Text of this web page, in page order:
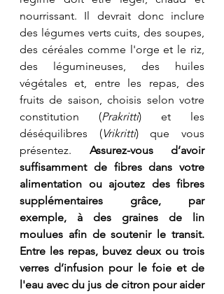
nourrissant. Il devrait donc inclure
des légumes verts cuits, des soupes,
des céréales comme l'orge et le riz,
des légumineuses, des huiles
végétales et, entre les repas, des
fruits de saison, choisis selon votre
constitution (Prakritti) et les
déséquilibres (Vrikritti) que vous
présentez. Assurez-vous d’avoir
suffisamment de fibres dans votre
alimentation ou ajoutez des fibres
supplémentaires grâce, par
exemple, à des graines de lin
moulues afin de soutenir le transit.
Entre les repas, buvez deux ou trois
verres d’infusion pour le foie et de
l'eau avec du jus de citron pour aider